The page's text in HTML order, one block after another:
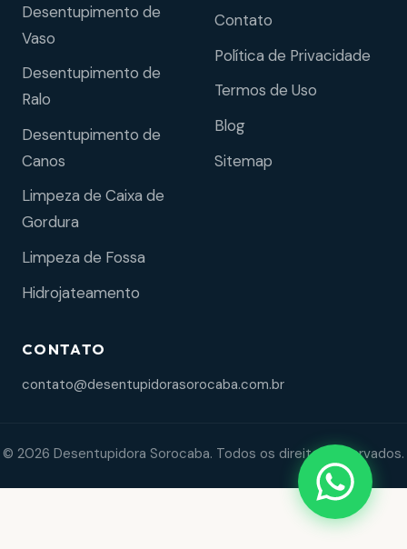
Desentupimento de
Vaso
Desentupimento de
Ralo
Desentupimento de
Canos
Limpeza de Caixa de
Gordura
Limpeza de Fossa
Hidrojateamento
Contato
Política de Privacidade
Termos de Uso
Blog
Sitemap
CONTATO
contato@desentupidorasorocaba.com.br
© 2026 Desentupidora Sorocaba. Todos os direitos reservados.